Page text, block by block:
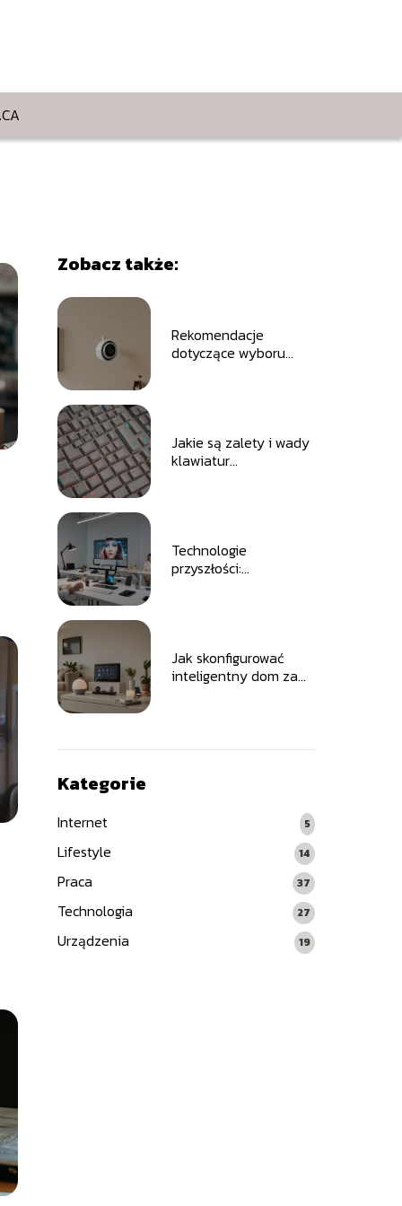
Zobacz także:
Rekomendacje
dotyczące wyboru
Jakie są zalety i wady
klawiatur
Technologie
przyszłości:
Jak skonfigurować
inteligentny dom za
Kategorie
Internet 5
Lifestyle 14
Praca 37
Technologia 27
Urządzenia 19